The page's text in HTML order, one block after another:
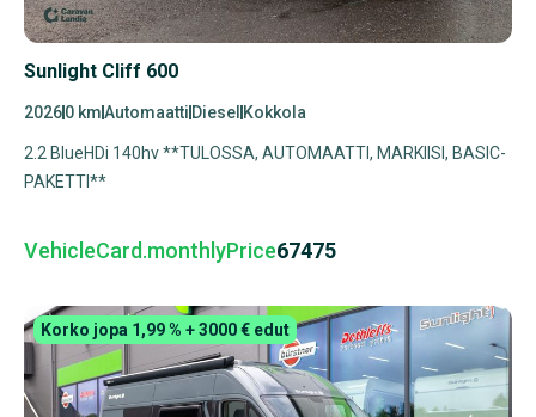
Sunlight Cliff 600
20260 kmAutomaatti Diesel Kokkola
2.2 BlueHDi 140hv **TULOSSA, AUTOMAATTI, MARKIISI, BASIC-
PAKETTI**
VehicleCard.monthlyPrice67475
Korko jopa 1,99 % + 3000 € edut